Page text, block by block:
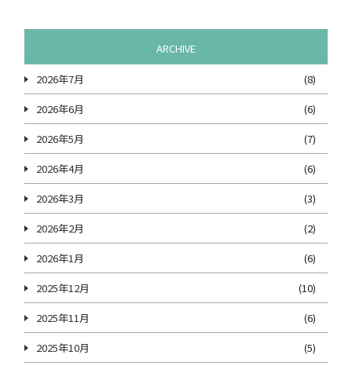
ARCHIVE
2026年7月
(8)
2026年6月
(6)
2026年5月
(7)
2026年4月
(6)
2026年3月
(3)
2026年2月
(2)
2026年1月
(6)
2025年12月
(10)
2025年11月
(6)
2025年10月
(5)